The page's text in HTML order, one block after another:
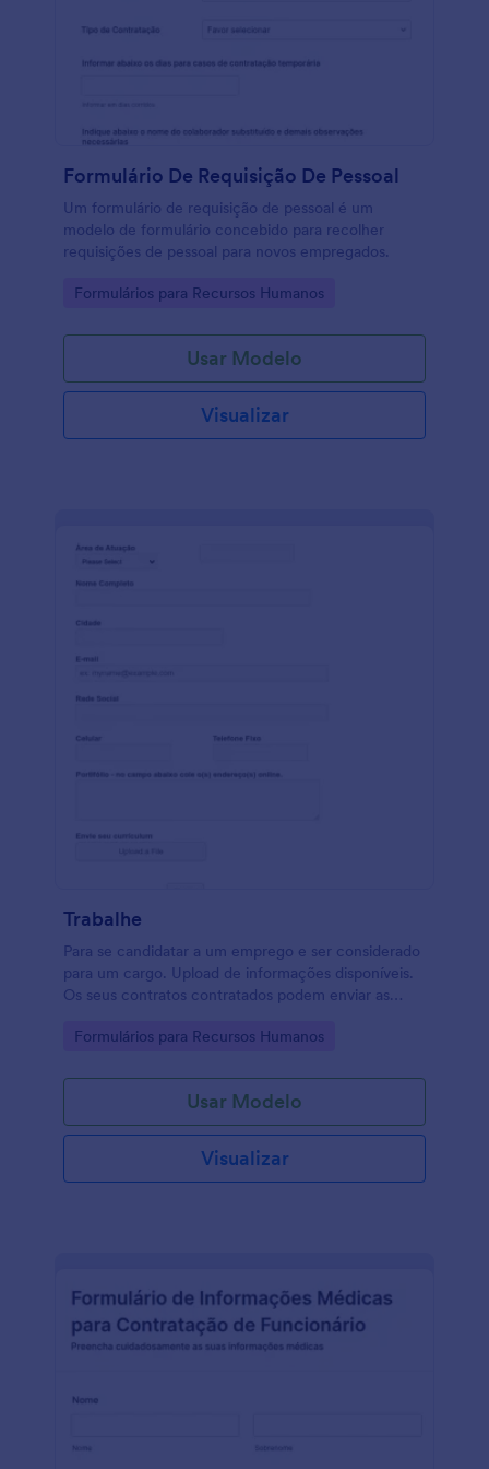
Formulário De Requisição De Pessoal
Um formulário de requisição de pessoal é um
modelo de formulário concebido para recolher
requisições de pessoal para novos empregados.
Go to Category:
Formulários para Recursos Humanos
Usar Modelo
Visualizar
Trabalhe
Para se candidatar a um emprego e ser considerado
para um cargo. Upload de informações disponíveis.
Os seus contratos contratados podem enviar as
com esta forma simples.
Go to Category:
Formulários para Recursos Humanos
Usar Modelo
Visualizar